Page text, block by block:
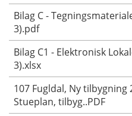
Bilag C -
3).pdf
Bilag C1 - Elektronisk
3).xlsx
107 Fugldal, Ny tilbygning
Stueplan, tilbyg..PDF